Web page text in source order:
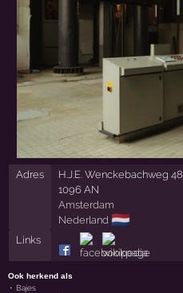
Adres
H.J.E. Wenckebachweg 48
1096 AN
Amsterdam
Nederland 🇳🇱
Links
Ook herkend als
Bajes